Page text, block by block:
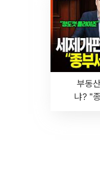
부동
냐? "